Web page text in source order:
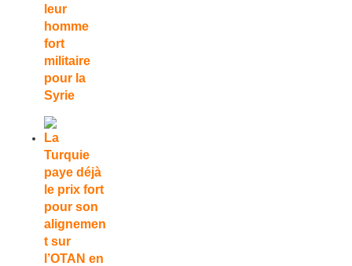
leur
homme
fort
militaire
pour la
Syrie
La
Turquie
paye déjà
le prix fort
pour son
alignemen
t sur
l’OTAN en